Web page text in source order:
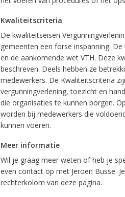
Kwaliteitscriteria
De kwaliteitseisen
gemeenten een forse inspanning.
en de aankomende wet VTH. Deze
beschreven. Deels hebben ze
medewerkers. De Kwaliteitscriteria
vergunningverlening, toezicht en
die organisaties te kunnen borgen.
worden bij medewerkers die
kunnen voeren.
Meer informatie
Wil je graag meer weten of heb je
even contact op met Jeroen Busse.
rechterkolom van deze pagina.